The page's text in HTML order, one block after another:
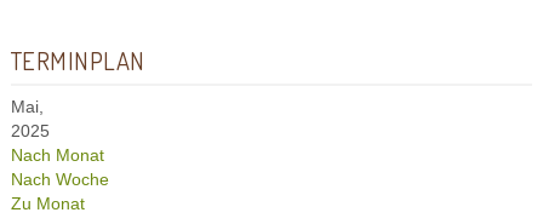
TERMINPLAN
Mai,
2025
Nach Monat
Nach Woche
Zu Monat